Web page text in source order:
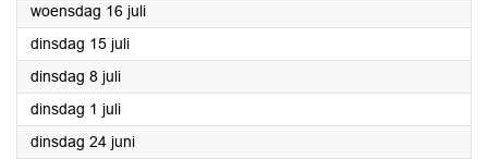
woensdag 16 juli2025
dinsdag 15 juli2025
dinsdag 8 juli2025
dinsdag 1 juli2025
dinsdag 24 juni2025